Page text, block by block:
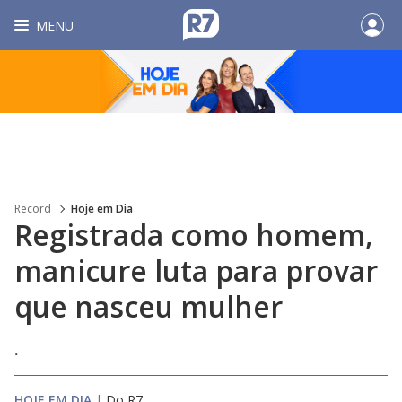
MENU
Record Hoje em Dia
Registrada como homem,
manicure luta para provar
que nasceu mulher
.